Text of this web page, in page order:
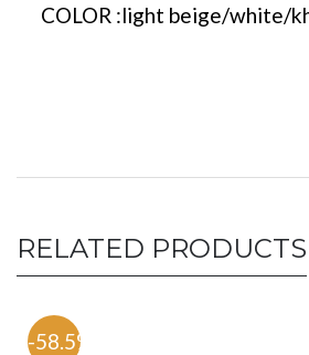
COLOR :light beige/white/
RELATED PRODUCTS
-58.5%